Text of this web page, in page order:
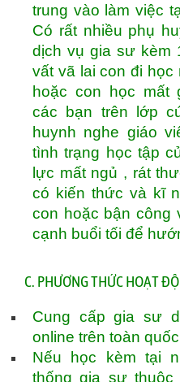
trung vào làm việc
Có rất nhiều phụ
dịch vụ gia sư kèm
vất vã lai con đi
hoặc con học mất
các bạn trên lớp
huynh nghe giáo
tình trạng học tập
lực mất ngủ , rát
có kiến thức và kĩ
con hoặc bận công
cạnh buổi tối để
C. PHƯƠNG THỨC HOẠT
Cung cấp gia sư
online trên toàn quốc
Nếu học kèm tại
thống gia sư